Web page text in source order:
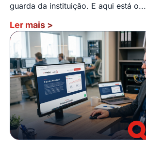
guarda da instituição. E aqui está o...
Ler mais >